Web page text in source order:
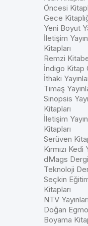
Öncesi
Gece
Yeni Boyut
İletişim
Kitapları
Remzi
İndigo Kitap
İthaki
Timaş
Sinopsis
Kitapları
İletişim
Kitapları
Serüven
Kırmızı
dMags
Teknoloji
Seçkin
Kitapları
NTV
Doğan
Boyama